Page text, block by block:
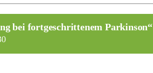
bei fortgeschrittenem Parkinson“